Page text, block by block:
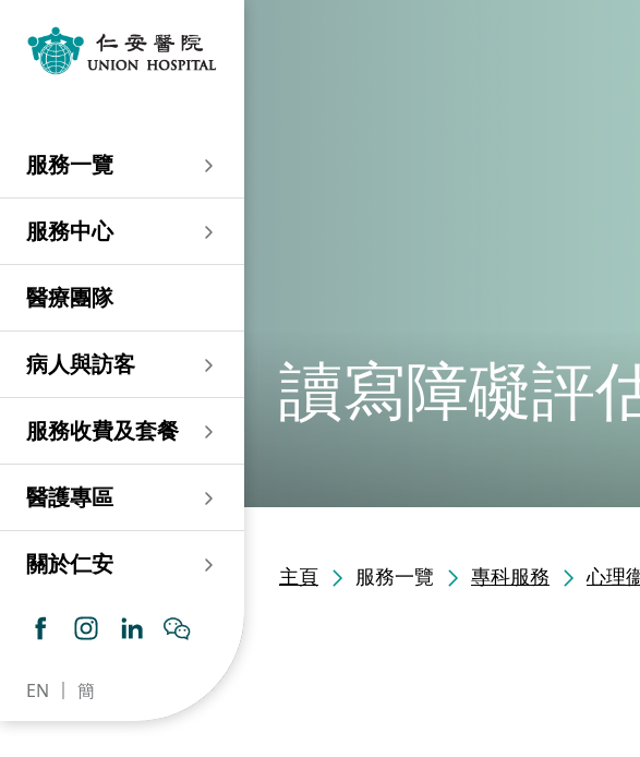
服務一覽
服務一覽
急症及門診
專科服務
專科服務
婦產科／生殖醫學
婦產科／生殖醫學
婦產科
生殖醫學科
外科
外科
乳房健康
泌尿外科
心胸肺外科
神經外科 (腦及脊椎)
整形外科
骨科
內科
內科
腸胃肝臟科
呼吸系統科
內分泌及糖尿科
風濕病科
腎科
老人科
血液及血液腫瘤科
感染及傳染病科
腫瘤科
耳鼻喉科
兒科
兒科
小兒外科及小兒泌尿科
過敏專科服務
心理衛生服務 / 精神科
其他醫療服務
其他醫療服務
健康檢查
疫苗注射
物理治療
營養諮詢
言語治療
傷口及造口專科護理服
務
藥房​
服務中心
服務中心
大圍仁安醫院
仁安微創中心
兒科/嬰兒健康中心
乳房保健及治療中心
仁安保健中心
仁安內視鏡及日間手
術中心
仁安心臟中心
內分泌及糖尿專科診
仁安眼科中心
尖沙咀 H Zentre
尖沙咀 H Zentre
仁安腫瘤中心
仁安醫療造影體檢中
心
尖沙咀美麗華廣場
尖沙咀美麗華廣場
仁安植髮中心
仁安醫院分科診所 (尖
沙咀)
仁安醫院分科診所 (尖
仁安醫院分科診所 (尖
沙咀) 內視鏡及日間治
療中心
分科診所
分科診所
沙咀)
仁安醫院分科診所 (將
軍澳)
仁安醫院分科診所
仁安醫院分科診所
(馬鞍山)
仁安醫院分科診所
(荃灣)
醫療團隊
病人與訪客
病人與訪客
入院準備
留院指南
部門服務時間
惡劣天氣安排
位置及交通 (泊車及院巴)
病人權益
病人權益
病人與家庭委員會
意見回饋
健康資訊
健康資訊
小冊子
服務收費及套餐
服務收費及套餐
醫療券計劃
醫護專區
醫護專區
預算費用
預算費用
度的先導計劃
住院及手術費用預計表
服務費用預算
休假通知只適用於V-
CODE醫生
護士訓練學校
護士網上培訓系統
(CNE)
關於仁安
關於仁安
仁安概覽
紀念日誌
醫學研究
認證及獎項
臨床績效指標
仁心仁術慈善計劃
資訊中心
資訊中心
新聞稿
專欄文章
小冊子
影片
感染控制
職位空缺
聯絡我們
聯絡我們
位置及交通 (泊車及院巴)
意見回饋
其他查詢
EN 簡
讀寫障礙評
主頁 服務一覽 專科服務 心理